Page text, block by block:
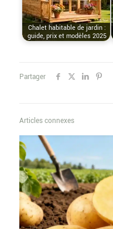
Chalet habitable de jardin :
guide, prix et modèles 2025
Partager
Articles connexes